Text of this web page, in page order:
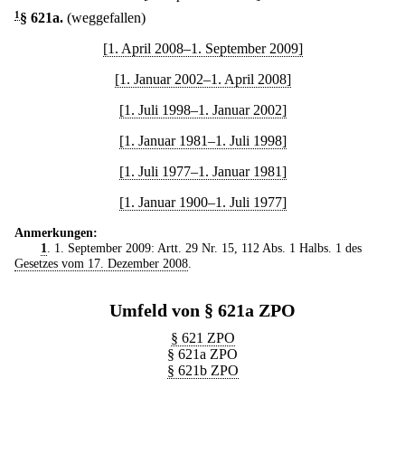
1 § 621a. (weggefallen)
[1. April 2008–1. September 2009]
[1. Januar 2002–1. April 2008]
[1. Juli 1998–1. Januar 2002]
[1. Januar 1981–1. Juli 1998]
[1. Juli 1977–1. Januar 1981]
[1. Januar 1900–1. Juli 1977]
Anmerkungen:
1
. 1. September 2009: Artt. 29 Nr. 15, 112 Abs. 1 Halbs. 1 des
Gesetzes vom 17. Dezember 2008
Umfeld von § 621a ZPO
§ 621 ZPO
§ 621a ZPO
§ 621b ZPO